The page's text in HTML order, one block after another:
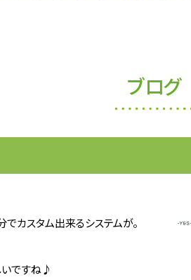
ブログ
カスタム出来るシステムが。
ですね♪